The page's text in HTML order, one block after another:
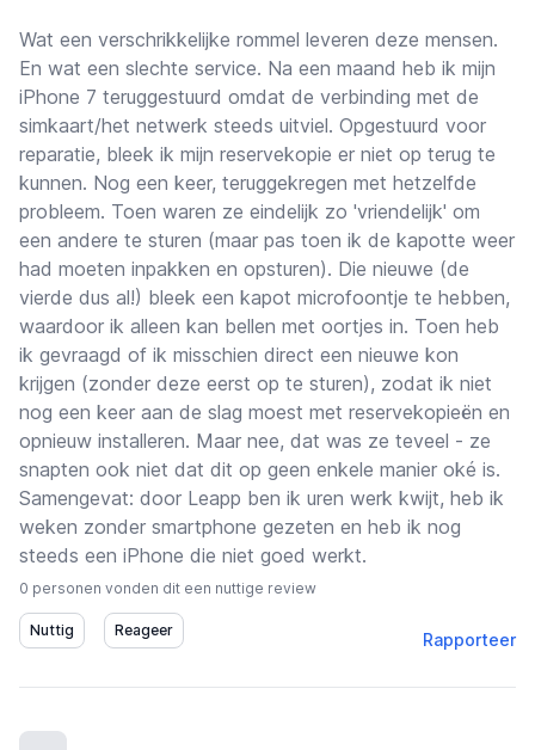
Wat een verschrikkelijke rommel leveren deze mensen.
En wat een slechte service. Na een maand heb ik mijn
iPhone 7 teruggestuurd omdat de verbinding met de
simkaart/het netwerk steeds uitviel. Opgestuurd voor
reparatie, bleek ik mijn reservekopie er niet op terug te
kunnen. Nog een keer, teruggekregen met hetzelfde
probleem. Toen waren ze eindelijk zo 'vriendelijk' om
een andere te sturen (maar pas toen ik de kapotte weer
had moeten inpakken en opsturen). Die nieuwe (de
vierde dus al!) bleek een kapot microfoontje te hebben,
waardoor ik alleen kan bellen met oortjes in. Toen heb
ik gevraagd of ik misschien direct een nieuwe kon
krijgen (zonder deze eerst op te sturen), zodat ik niet
nog een keer aan de slag moest met reservekopieën en
opnieuw installeren. Maar nee, dat was ze teveel - ze
snapten ook niet dat dit op geen enkele manier oké is.
Samengevat: door Leapp ben ik uren werk kwijt, heb ik
weken zonder smartphone gezeten en heb ik nog
steeds een iPhone die niet goed werkt.
0 personen vonden dit een nuttige review
Rapporteer